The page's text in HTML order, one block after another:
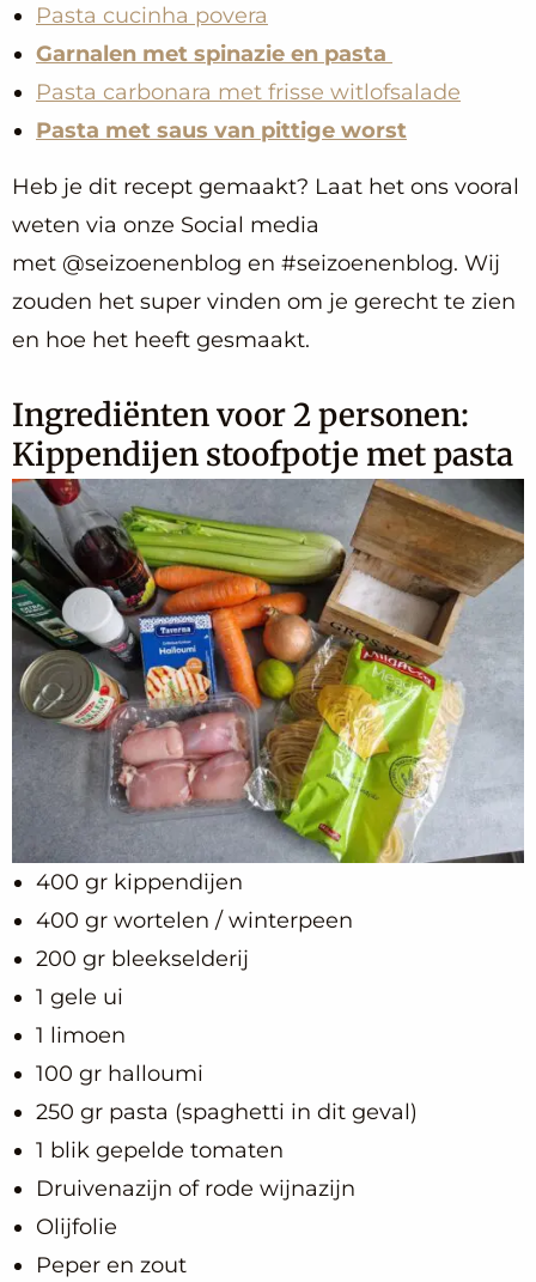
Pasta cucinha povera
Garnalen met spinazie en pasta
Pasta carbonara met frisse witlofsalade
Pasta met saus van pittige worst
Heb je dit recept gemaakt? Laat het ons vooral
weten via onze Social media
met @seizoenenblog en #seizoenenblog. Wij
zouden het super vinden om je gerecht te zien
en hoe het heeft gesmaakt.
Ingrediënten voor 2 personen:
Kippendijen stoofpotje met pasta
400 gr kippendijen
400 gr wortelen / winterpeen
200 gr bleekselderij
1 gele ui
1 limoen
100 gr halloumi
250 gr pasta (spaghetti in dit geval)
1 blik gepelde tomaten
Druivenazijn of rode wijnazijn
Olijfolie
Peper en zout